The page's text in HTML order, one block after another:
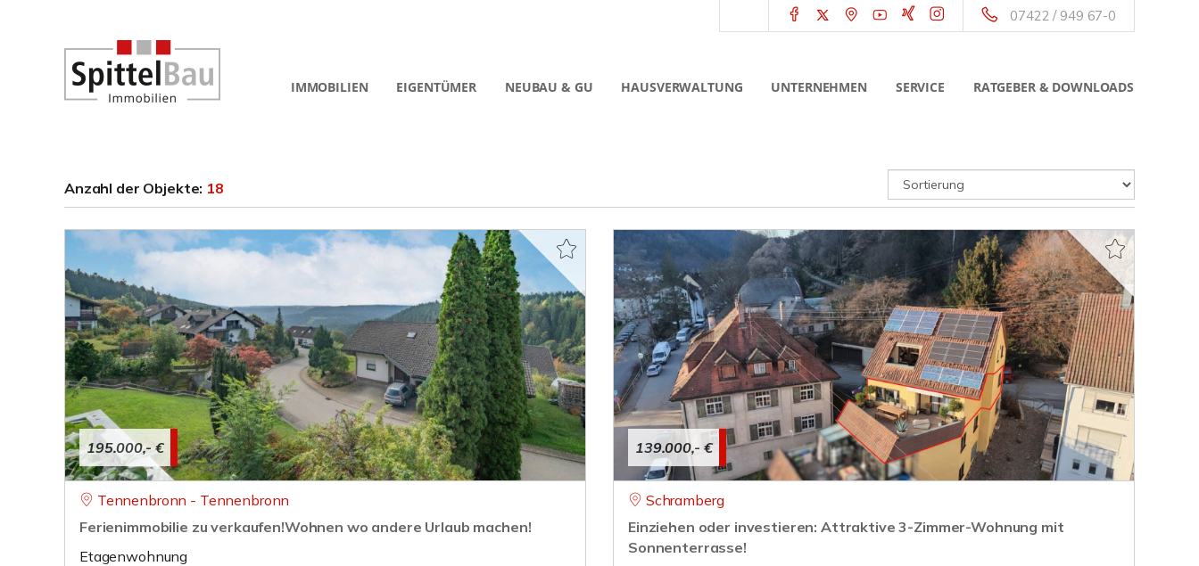
07422 / 949 67-0
IMMOBILIEN EIGENTÜMER NEUBAU & GU HAUSVERWALTUNG UNTERNEHMEN SERVICE RATGEBER & DOWNLOADS
Anzahl der Objekte: 18
195.000,- €
Tennenbronn - Tennenbronn
Ferienimmobilie zu verkaufen!Wohnen wo andere Urlaub machen!
Etagenwohnung
139.000,- €
Schramberg
Einziehen oder investieren: Attraktive 3-Zimmer-Wohnung mit
Sonnenterrasse!